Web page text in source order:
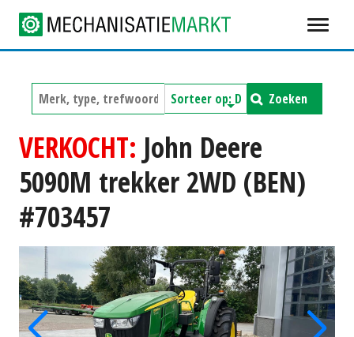
Zoeken
VERKOCHT: John Deere
5090M trekker 2WD (BEN)
#703457